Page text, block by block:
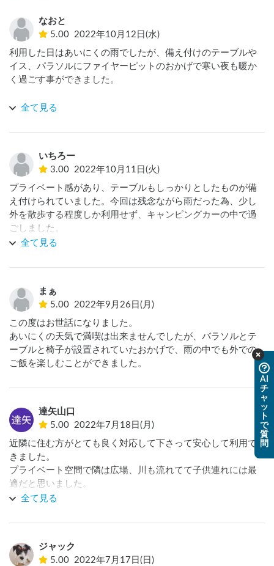
なおと
5.00 2022年10月12日(水)
利用した日はあいにくの雨でしたが、備え付けのテーブルや
イス、パラソルにファイヤーピットのおかげで寒い夜も暖か
く過ごす事ができました。
薪というか木材も無料で使わせて頂けるので、とてもありが
利用させてもらいました。
他の方のレビューにもありましたが、駐車場が水平では無い
ので、無料で使える角材をタイヤの下にかませて水平を出せ
ば快適な車中泊ができると思います。
静かに焚き火の炎を眺めながら過ごしたい方には最高の環境
全て見る
いちろー
3.00 2022年10月11日(火)
プライベート感があり、テーブルもしっかりとしたものが備
え付けられていました。今回は残念ながら雨だった為、少し
外を散歩する程度しか利用せず、キャンピングカーの中で過
ごしました。
また、他の方のレビュー同様、トイレがないのが辛かったで
でも、管理人さんも優しく、ゴミの回収をしていただいたの
全て見る
まぁ
5.00 2022年9月26日(月)
この度はお世話になりました。
あいにくの天気で満喫は出来ませんでしたが、バラソルとテ
ーブルと椅子が設置されていたおかげで、雨の中でも外での
ご飯を楽しむことができました。
達矢山口
5.00 2022年7月18日(月)
近隣に住む方がとても良く対応して下さって安心して利用で
きました。
プライベート空間で隣は広場、川も流れてて子供連れには最
適だと思いました。
でも、、、)
全て見る
ジャック
5.00 2022年7月17日(日)
AI
チ
ャ
ッ
ト
で
質
問